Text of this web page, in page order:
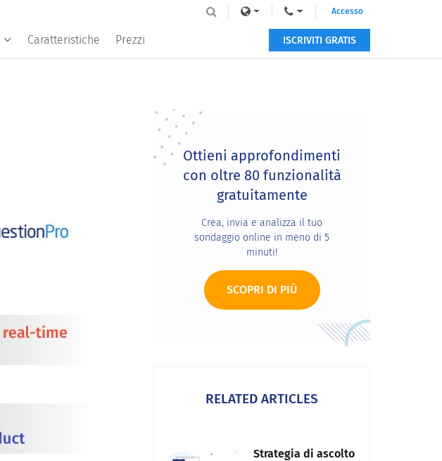
Caratteristiche Prezzi
Accesso
ISCRIVITI GRATIS
Primary
Sidebar
Ottieni approfondimenti
con oltre 80 funzionalità
gratuitamente
Crea, invia e analizza il tuo
sondaggio online in meno di 5
minuti!
SCOPRI DI PIÙ
RELATED ARTICLES
Strategia di ascolto